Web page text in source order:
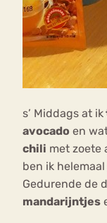
s’ Middags at ik
avocado en
chili met zoete
ben ik
Gedurende de
mandarijntjes